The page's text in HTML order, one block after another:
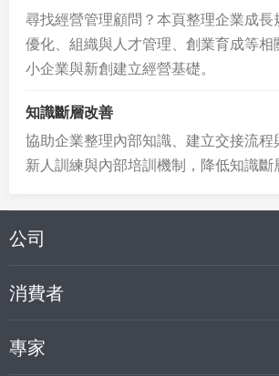
尋找經營管理顧問？本頁整理企業成長
優化、組織與人才管理、創業育成等相
小企業與新創建立經營基礎。
知識斷層改善
協助企業整理內部知識、建立交接流程
新人訓練與內部培訓機制，降低知識斷
公司
消費者
專家